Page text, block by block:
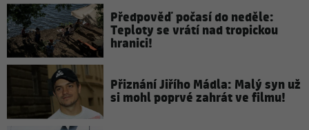
Předpověď počasí do neděle:
Teploty se vrátí nad tropickou
hranici!
Přiznání Jiřího Mádla: Malý syn už
si mohl poprvé zahrát ve filmu!